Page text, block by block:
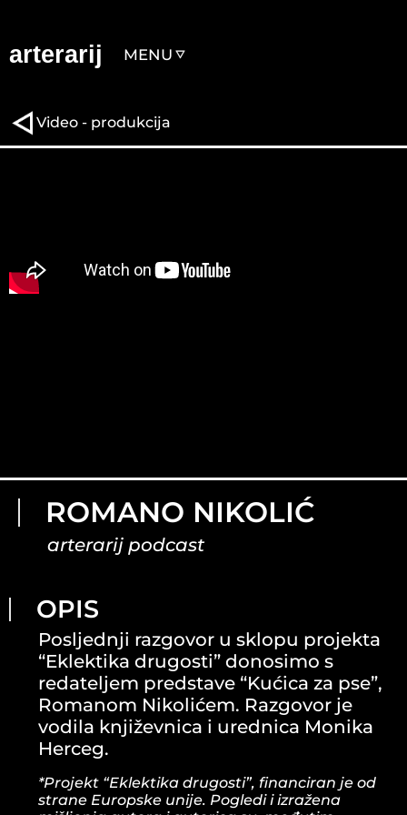
arterarij MENU
Video - produkcija
ROMANO NIKOLIĆ
arterarij podcast
OPIS
Posljednji razgovor u sklopu projekta
“Eklektika drugosti” donosimo s
redateljem predstave “Kućica za pse”,
Romanom Nikolićem. Razgovor je
vodila književnica i urednica Monika
Herceg.
*Projekt “Eklektika drugosti”, financiran je od
strane Europske unije. Pogledi i izražena